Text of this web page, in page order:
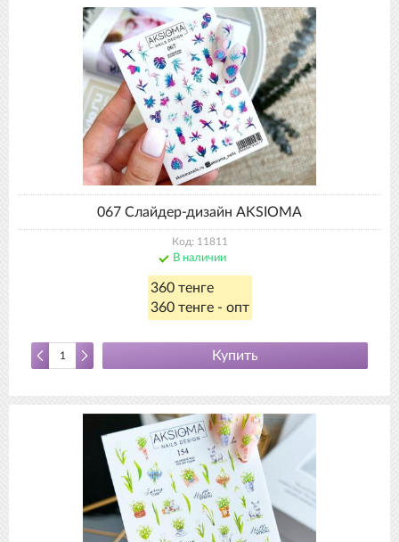
067 Слайдер-дизайн AKSIOMA
Код: 11811
В наличии
360 тенге
360 тенге - опт
Купить